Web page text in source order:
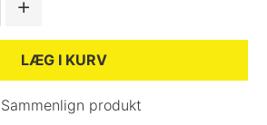
LÆG I KURV
Sammenlign produkt